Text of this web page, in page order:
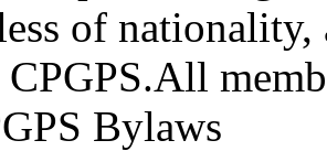
of nationality,
Bylaws